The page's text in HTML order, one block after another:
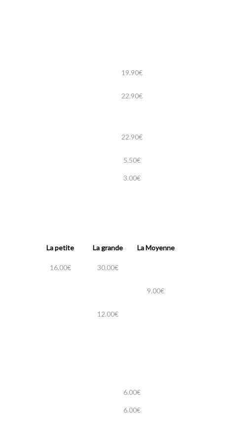
19.90€
22.90€
22.90€
5.50€
3.00€
La petite La grande La Moyenne
16.00€ 30.00€
9.00€
12.00€
6.00€
6.00€